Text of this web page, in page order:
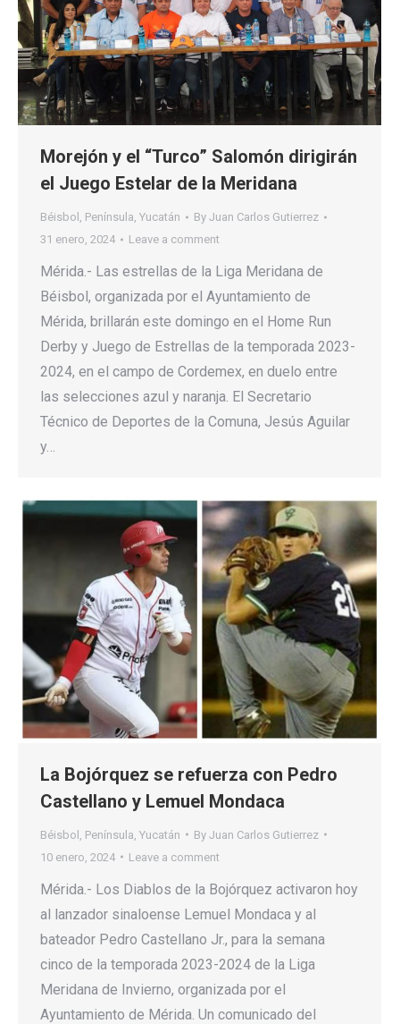
Morejón y el “Turco” Salomón dirigirán
el Juego Estelar de la Meridana
Béisbol , Península, Yucatán By Juan Carlos Gutierrez
31 enero, 2024
Leave a comment
Mérida.- Las estrellas de la Liga Meridana de
Béisbol, organizada por el Ayuntamiento de
Mérida, brillarán este domingo en el Home Run
Derby y Juego de Estrellas de la temporada 2023-
2024, en el campo de Cordemex, en duelo entre
las selecciones azul y naranja. El Secretario
Técnico de Deportes de la Comuna, Jesús Aguilar
y…
La Bojórquez se refuerza con Pedro
Castellano y Lemuel Mondaca
Béisbol Península Yucatán By Juan Carlos Gutierrez
10 enero, 2024
Leave a comment
Mérida.- Los Diablos de la Bojórquez activaron hoy
al lanzador sinaloense Lemuel Mondaca y al
bateador Pedro Castellano Jr., para la semana
cinco de la temporada 2023-2024 de la Liga
Meridana de Invierno, organizada por el
Ayuntamiento de Mérida. Un comunicado del